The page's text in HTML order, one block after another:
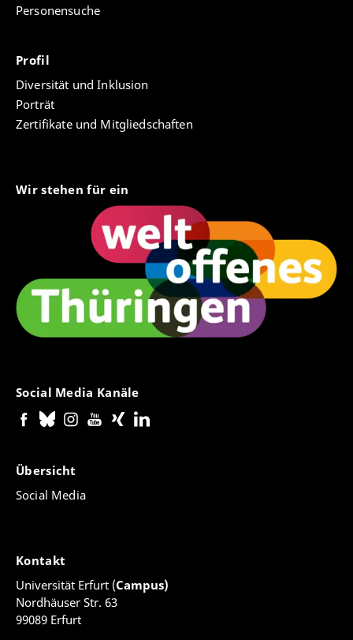
Personensuche
Profil
Diversität und Inklusion
Porträt
Zertifikate und Mitgliedschaften
Wir stehen für ein
Social Media Kanäle
Übersicht
Social Media
Kontakt
Universität Erfurt (Campus)
Nordhäuser Str. 63
99089 Erfurt